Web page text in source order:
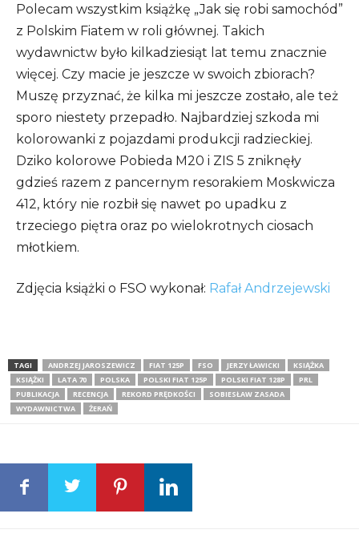
Polecam wszystkim książkę „Jak się robi samochód”
z Polskim Fiatem w roli głównej. Takich
wydawnictw było kilkadziesiąt lat temu znacznie
więcej. Czy macie je jeszcze w swoich zbiorach?
Muszę przyznać, że kilka mi jeszcze zostało, ale też
sporo niestety przepadło. Najbardziej szkoda mi
kolorowanki z pojazdami produkcji radzieckiej.
Dziko kolorowe Pobieda M20 i ZIS 5 zniknęły
gdzieś razem z pancernym resorakiem Moskwicza
412, który nie rozbił się nawet po upadku z
trzeciego piętra oraz po wielokrotnych ciosach
młotkiem.
Zdjęcia książki o FSO wykonał: Rafał Andrzejewski
TAGI ANDRZEJ JAROSZEWICZ FIAT 125P FSO JERZY ŁAWICKI
KSIĄŻKA
KSIĄŻKI
LATA 70 POLSKA POLSKI FIAT 125P POLSKI FIAT 128P
PRL
PUBLIKACJA
RECENCJA REKORD PRĘDKOŚCI
SOBIESŁAW ZASADA
WYDAWNICTWA
ŻERAŃ